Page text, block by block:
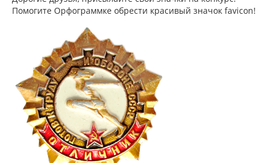
Помогите Орфограммке обрести красивый значок favicon!